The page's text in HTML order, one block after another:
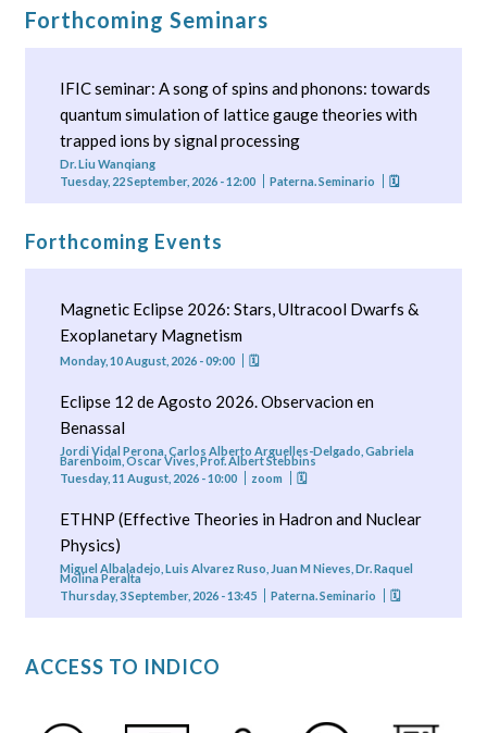
Forthcoming Seminars
IFIC seminar: A song of spins and phonons: towards
quantum simulation of lattice gauge theories with
trapped ions by signal processing
Dr. Liu Wanqiang
Tuesday, 22 September, 2026 - 12:00
Paterna. Seminario 🗓
Forthcoming Events
Magnetic Eclipse 2026: Stars, Ultracool Dwarfs &
Exoplanetary Magnetism
Monday, 10 August, 2026 - 09:00 🗓
Eclipse 12 de Agosto 2026. Observacion en
Benassal
Jordi Vidal Perona, Carlos Alberto Arguelles-Delgado, Gabriela
Barenboim, Oscar Vives, Prof. Albert Stebbins
Tuesday, 11 August, 2026 - 10:00
zoom 🗓
ETHNP (Effective Theories in Hadron and Nuclear
Physics)
Miguel Albaladejo, Luis Alvarez Ruso, Juan M Nieves, Dr. Raquel
Molina Peralta
Thursday, 3 September, 2026 - 13:45
Paterna. Seminario 🗓
ACCESS TO INDICO